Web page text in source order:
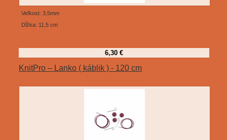
Veľkost: 3,5mm
Dĺžka: 11,5 cm
6,30 €
KnitPro – Lanko ( káblik ) - 120 cm